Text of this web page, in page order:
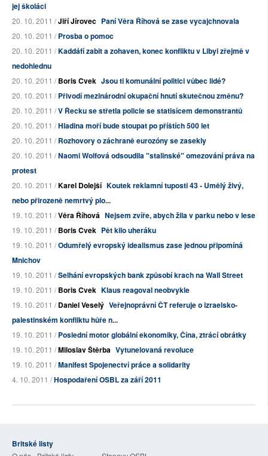
jej školáci
20. 10. 2011 /Jiří Jírovec Paní Věra Říhová se zase vycajchnovala
20. 10. 2011 /Prosba o pomoc
20. 10. 2011 /Kaddáfí zabit a zohaven, konec konfliktu v Libyi zřejmě v
nedohlednu
20. 10. 2011 /Boris Cvek Jsou ti komunální politici vůbec lidé?
20. 10. 2011 /Přivodí mezinárodní okupační hnutí skutečnou změnu?
20. 10. 2011 /V Řecku se střetla policie se statisícem demonstrantů
20. 10. 2011 /Hladina moří bude stoupat po příštích 500 let
20. 10. 2011 /Rozhovory o záchraně eurozóny se zasekly
20. 10. 2011 /Naomi Wolfová odsoudila "stalinské" omezování práva na
protest
20. 10. 2011 /Karel Dolejší Koutek reklamní tuposti 43 - Umělý živý,
nebo přirozeně nemrtvý plo...
19. 10. 2011 /Věra Říhová Nejsem zvíře, abych žila v parku nebo v lese
19. 10. 2011 /Boris Cvek Pět kilo uheráku
19. 10. 2011 /Odumřelý evropský idealismus zase jednou připomíná
Mnichov
19. 10. 2011 /Selhání evropských bank způsobí krach na Wall Street
19. 10. 2011 /Boris Cvek Klaus reagoval neobvykle
19. 10. 2011 /Daniel Veselý Veřejnoprávní ČT referuje o izraelsko-
palestinském konfliktu hůře n...
19. 10. 2011 /Poslední motor globální ekonomiky, Čína, ztrácí obrátky
19. 10. 2011 /Miloslav Štěrba Vytunelovaná revoluce
19. 10. 2011 /Manifest Spojenectví práce a solidarity
4. 10. 2011 /Hospodaření OSBL za září 2011
Britské listy